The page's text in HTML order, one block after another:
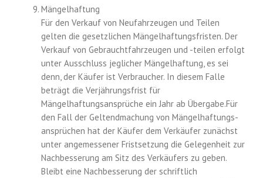
Mängelhaftung
Für den Verkauf von Neufahrzeugen und Teilen
gelten die gesetzlichen Mängelhaftungsfristen. Der
Verkauf von Gebrauchtfahrzeugen und -teilen erfolgt
unter Ausschluss jeglicher Mängelhaftung, es sei
denn, der Käufer ist Verbraucher. In diesem Falle
beträgt die Verjährungsfrist für
Mängelhaftungsansprüche ein Jahr ab Übergabe.Für
den Fall der Geltendmachung von Mängelhaftungs-
ansprüchen hat der Käufer dem Verkäufer zunächst
unter angemessener Fristsetzung die Gelegenheit zur
Nachbesserung am Sitz des Verkäufers zu geben.
Bleibt eine Nachbesserung der schriftlich